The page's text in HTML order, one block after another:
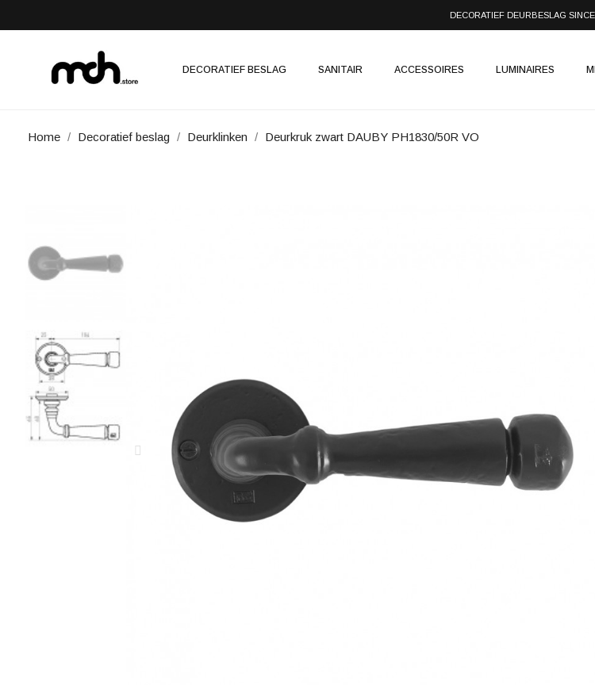
DECORATIEF DEURBESLAG
DECORATIEF BESLAG SANITAIR ACCESSOIRES LUMINAIRES
Home Decoratief beslag Deurklinken Deurkruk zwart DAUBY PH1830/50R VO